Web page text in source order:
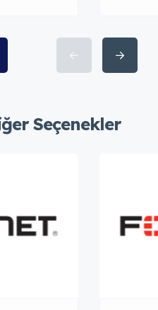
Seçenekler